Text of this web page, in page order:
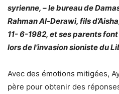
syrienne, – le bureau de
Rahman Al-Derawi, fils
11- 6-1982, et ses parents
lors de l’invasion sioniste du
Avec des émotions mitigées,
père pour obtenir des